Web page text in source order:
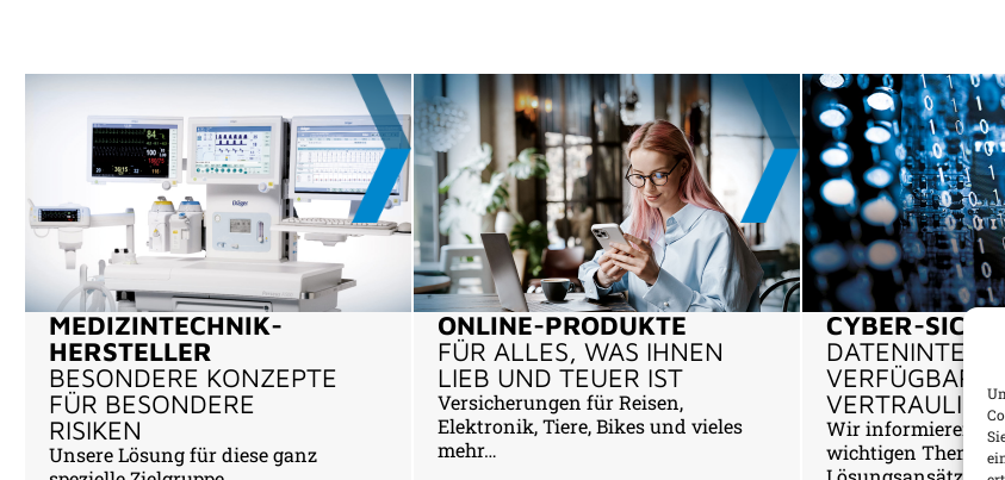
MEDIZINTECHNIK-
HERSTELLER
BESONDERE KONZEPTE
FÜR BESONDERE
RISIKEN
Unsere Lösung für diese ganz
ONLINE-PRODUKTE
FÜR ALLES, WAS IHNEN
LIEB UND TEUER IST
Versicherungen für Reisen,
Elektronik, Tiere, Bikes und vieles
mehr…
CYBER-
Wir informieren zu
wichtigen Thema